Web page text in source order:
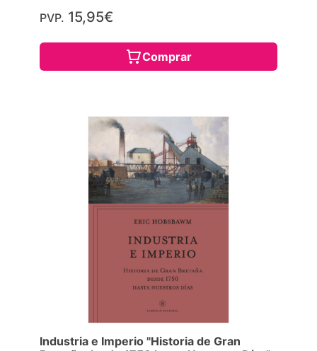
PVP. 15,95€
Comprar
Industria e Imperio "Historia de Gran